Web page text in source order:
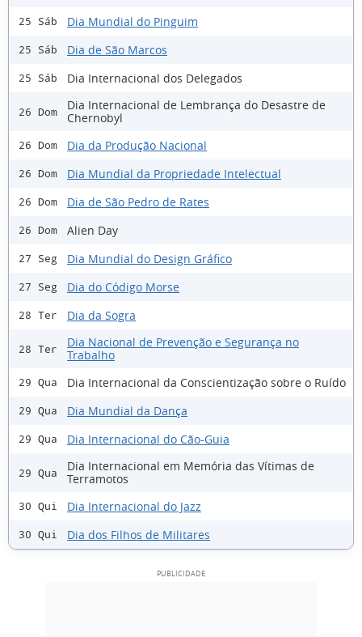
25 Sáb Dia Mundial do Pinguim
25 Sáb Dia de São Marcos
25 Sáb Dia Internacional dos Delegados
26 Dom
Dia Internacional de Lembrança do Desastre de
Chernobyl
26 Dom Dia da Produção Nacional
26 Dom Dia Mundial da Propriedade Intelectual
26 Dom Dia de São Pedro de Rates
26 Dom Alien Day
27 Seg Dia Mundial do Design Gráfico
27 Seg Dia do Código Morse
28 Ter Dia da Sogra
28 Ter
Dia Nacional de Prevenção e Segurança no
Trabalho
29 Qua Dia Internacional da Conscientização sobre o Ruído
29 Qua Dia Mundial da Dança
29 Qua Dia Internacional do Cão-Guia
29 Qua
Dia Internacional em Memória das Vítimas de
Terramotos
30 Qui Dia Internacional do Jazz
30 Qui Dia dos Filhos de Militares